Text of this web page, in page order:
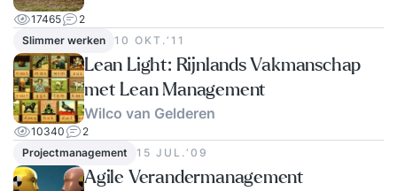
17465
2
Slimmer werken
10 OKT.‘11
Lean Light: Rijnlands Vakmanschap
met Lean Management
Wilco van Gelderen
10340
2
Projectmanagement
15 JUL.‘09
Agile Verandermanagement